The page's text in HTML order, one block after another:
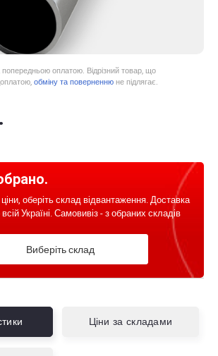
попередньою оплатою. Відрізний товар, що
обміну та поверненню не підлягає.
ціни, оберіть склад відвантаження. Доставка
Україні. Самовивіз - з обраних складів
Виберіть склад
Ціни за складами